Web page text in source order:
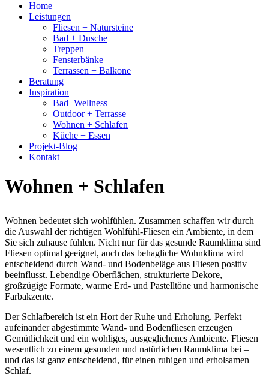
Home
Leistungen
Fliesen + Natursteine
Bad + Dusche
Treppen
Fensterbänke
Terrassen + Balkone
Beratung
Inspiration
Bad+Wellness
Outdoor + Terrasse
Wohnen + Schlafen
Küche + Essen
Projekt-Blog
Kontakt
Wohnen + Schlafen
Wohnen bedeutet sich wohlfühlen. Zusammen schaffen wir durch
die Auswahl der richtigen Wohlfühl-Fliesen ein Ambiente, in dem
Sie sich zuhause fühlen. Nicht nur für das gesunde Raumklima sind
Fliesen optimal geeignet, auch das behagliche Wohnklima wird
entscheidend durch Wand- und Bodenbeläge aus Fliesen positiv
beeinflusst. Lebendige Oberflächen, strukturierte Dekore,
großzügige Formate, warme Erd- und Pastelltöne und harmonische
Farbakzente.
Der Schlafbereich ist ein Hort der Ruhe und Erholung. Perfekt
aufeinander abgestimmte Wand- und Bodenfliesen erzeugen
Gemütlichkeit und ein wohliges, ausgeglichenes Ambiente. Fliesen
wesentlich zu einem gesunden und natürlichen Raumklima bei –
und das ist ganz entscheidend, für einen ruhigen und erholsamen
Schlaf.